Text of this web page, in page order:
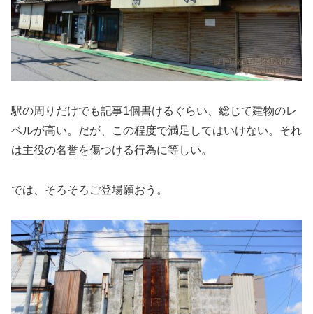
駅の周りだけでも記事1個書けるぐらい、総じて建物のレ
ベルが高い。だが、この程度で満足してはいけない。それ
は主役の名誉を傷つける行為に等しい。
では、そろそろご登場願おう。